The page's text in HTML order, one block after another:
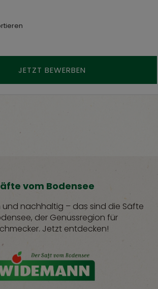
JETZT BEWERBEN
vom Bodensee
und nachhaltig – das sind die Säfte
der Genussregion für
Jetzt entdecken!